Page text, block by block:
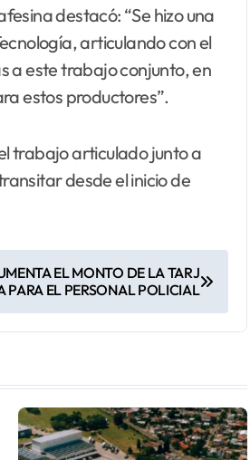
destacó: “Se hizo una
articulando con el
a este trabajo conjunto, en
estos productores”.
trabajo articulado junto a
desde el inicio de
EL MONTO DE LA TARJ
PARA EL PERSONAL POLICIAL